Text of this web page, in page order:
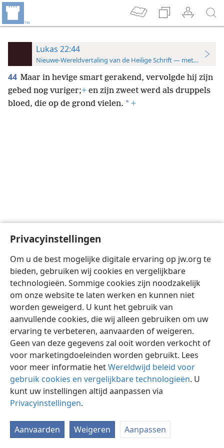
Privacyinstellingen
Om u de best mogelijke digitale ervaring op jw.org te
bieden, gebruiken wij cookies en vergelijkbare
technologieën. Sommige cookies zijn noodzakelijk
om onze website te laten werken en kunnen niet
worden geweigerd. U kunt het gebruik van
aanvullende cookies, die wij alleen gebruiken om uw
ervaring te verbeteren, aanvaarden of weigeren.
Geen van deze gegevens zal ooit worden verkocht of
voor marketingdoeleinden worden gebruikt. Lees
voor meer informatie hetWereldwijd beleid voor
gebruik cookies en vergelijkbare technologieën. U
kunt uw instellingen altijd aanpassen via
Privacyinstellingen.
Aanvaarden Weigeren Aanpassen
Lukas 22:44
Nieuwe-Wereldvertaling van de Heilige Schrift — met
44 Maar in hevige smart gerakend, vervolgde hij zijn
gebed nog vuriger;+ en zijn zweet werd als druppels
bloed, die op de grond vielen. * +
Nederlands Instellingen
Copyright © 2026 Watch Tower Bible and Tract Society of Pennsylvania
Gebruiksvoorwaarden Privacybeleid
JW.ORG
Inloggen